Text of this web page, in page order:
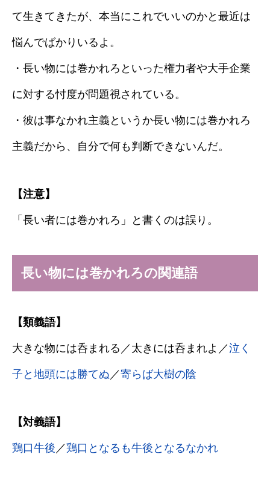
て生きてきたが、本当にこれでいいのかと最近は
悩んでばかりいるよ。
・長い物には巻かれろといった権力者や大手企業
に対する忖度が問題視されている。
・彼は事なかれ主義というか長い物には巻かれろ
主義だから、自分で何も判断できないんだ。
【注意】
「長い者には巻かれろ」と書くのは誤り。
長い物には巻かれろの関連語
【類義語】
大きな物には呑まれる／太きには呑まれよ／泣く
子と地頭には勝てぬ ／寄らば大樹の陰
【対義語】
鶏口牛後 ／鶏口となるも牛後となるなかれ